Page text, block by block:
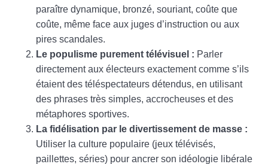
paraître dynamique, bronzé, souriant, coûte que
coûte, même face aux juges d’instruction ou aux
pires scandales.
Le populisme purement télévisuel : Parler
directement aux électeurs exactement comme s’ils
étaient des téléspectateurs détendus, en utilisant
des phrases très simples, accrocheuses et des
métaphores sportives.
La fidélisation par le divertissement de masse :
Utiliser la culture populaire (jeux télévisés,
paillettes, séries) pour ancrer son idéologie libérale